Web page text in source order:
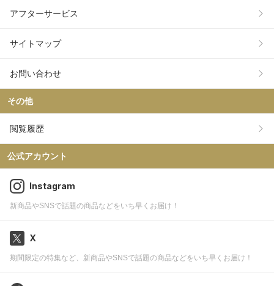
アフターサービス
サイトマップ
お問い合わせ
その他
閲覧履歴
公式アカウント
Instagram
新商品やSNSで話題の商品などをいち早くお届け！
X
期間限定の特集など、新商品やSNSで話題の商品などをいち早くお届け！